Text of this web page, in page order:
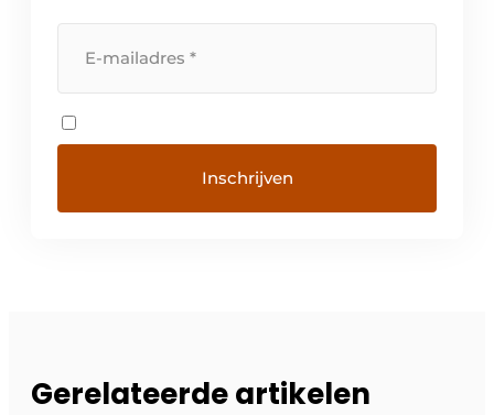
Gerelateerde artikelen